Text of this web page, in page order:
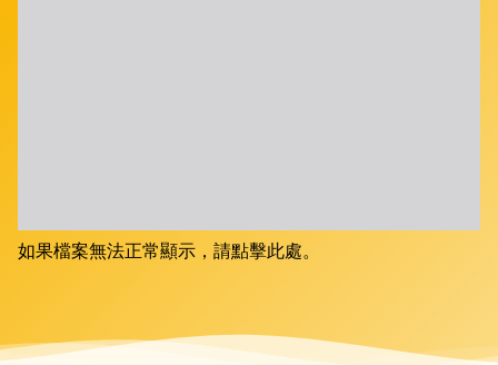
如果檔案無法正常顯示，請點擊此處。